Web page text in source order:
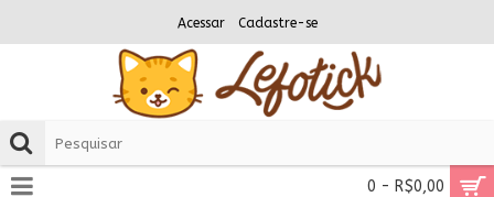
Acessar Cadastre-se
0 - R$0,00